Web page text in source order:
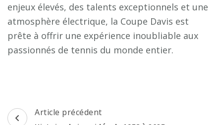
enjeux élevés, des talents exceptionnels et une
atmosphère électrique, la Coupe Davis est
prête à offrir une expérience inoubliable aux
passionnés de tennis du monde entier.
Navigation
Article précédent